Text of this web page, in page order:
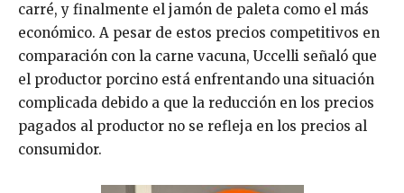
carré, y finalmente el jamón de paleta como el más
económico. A pesar de estos precios competitivos en
comparación con la carne vacuna, Uccelli señaló que
el productor porcino está enfrentando una situación
complicada debido a que la reducción en los precios
pagados al productor no se refleja en los precios al
consumidor.